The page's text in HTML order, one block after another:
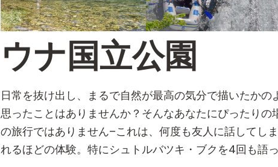
ウナ国立公園
日常を抜け出し、まるで自然が最高の気分で描いたかの
思ったことはありませんか？そんなあなたにぴったり
の旅行ではありません–これは、何度も友人に話してし
れるほどの体験。特にシュトルバツキ・ブクを4回も語